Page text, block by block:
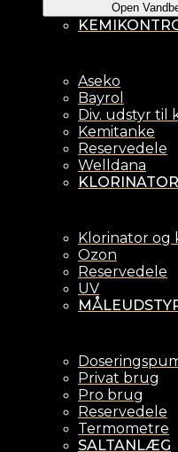
Open
Aseko
Bayrol
Div. udstyr til
Kemitanke
Reservedele
Welldana
Klorinator og
Ozon
Reservedele
UV
Privat brug
Pro brug
Reservedele
Termometre
SALTANLÆG